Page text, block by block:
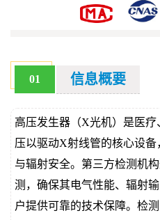
01 信息概要
高压发生器（X光机）是医
压以驱动X射线管的核心设
与辐射安全。第三方检测机
测，确保其电气性能、辐射
户提供可靠的技术保障。检
价
真
伪
查